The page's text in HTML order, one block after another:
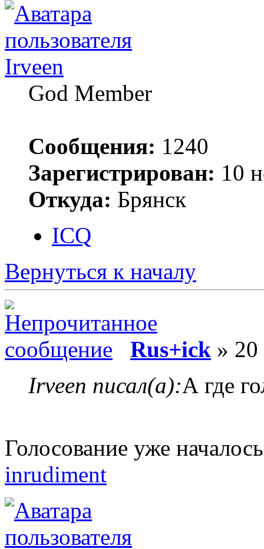
Irveen
God Member
Сообщения: 1240
Зарегистрирован: 10
Откуда: Брянск
ICQ
Вернуться к началу
Rus+ick »
Irveen писал(а):А где
Голосование уже
inrudiment